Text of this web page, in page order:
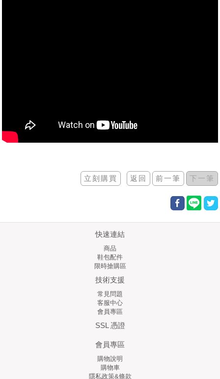
快速連結
商品
鞋包配件
限時搶購區
技術支援
常見問題
客服中心
會員專區
SSL 憑證
會員專區
購物說明
購物車
隱私政策&條款